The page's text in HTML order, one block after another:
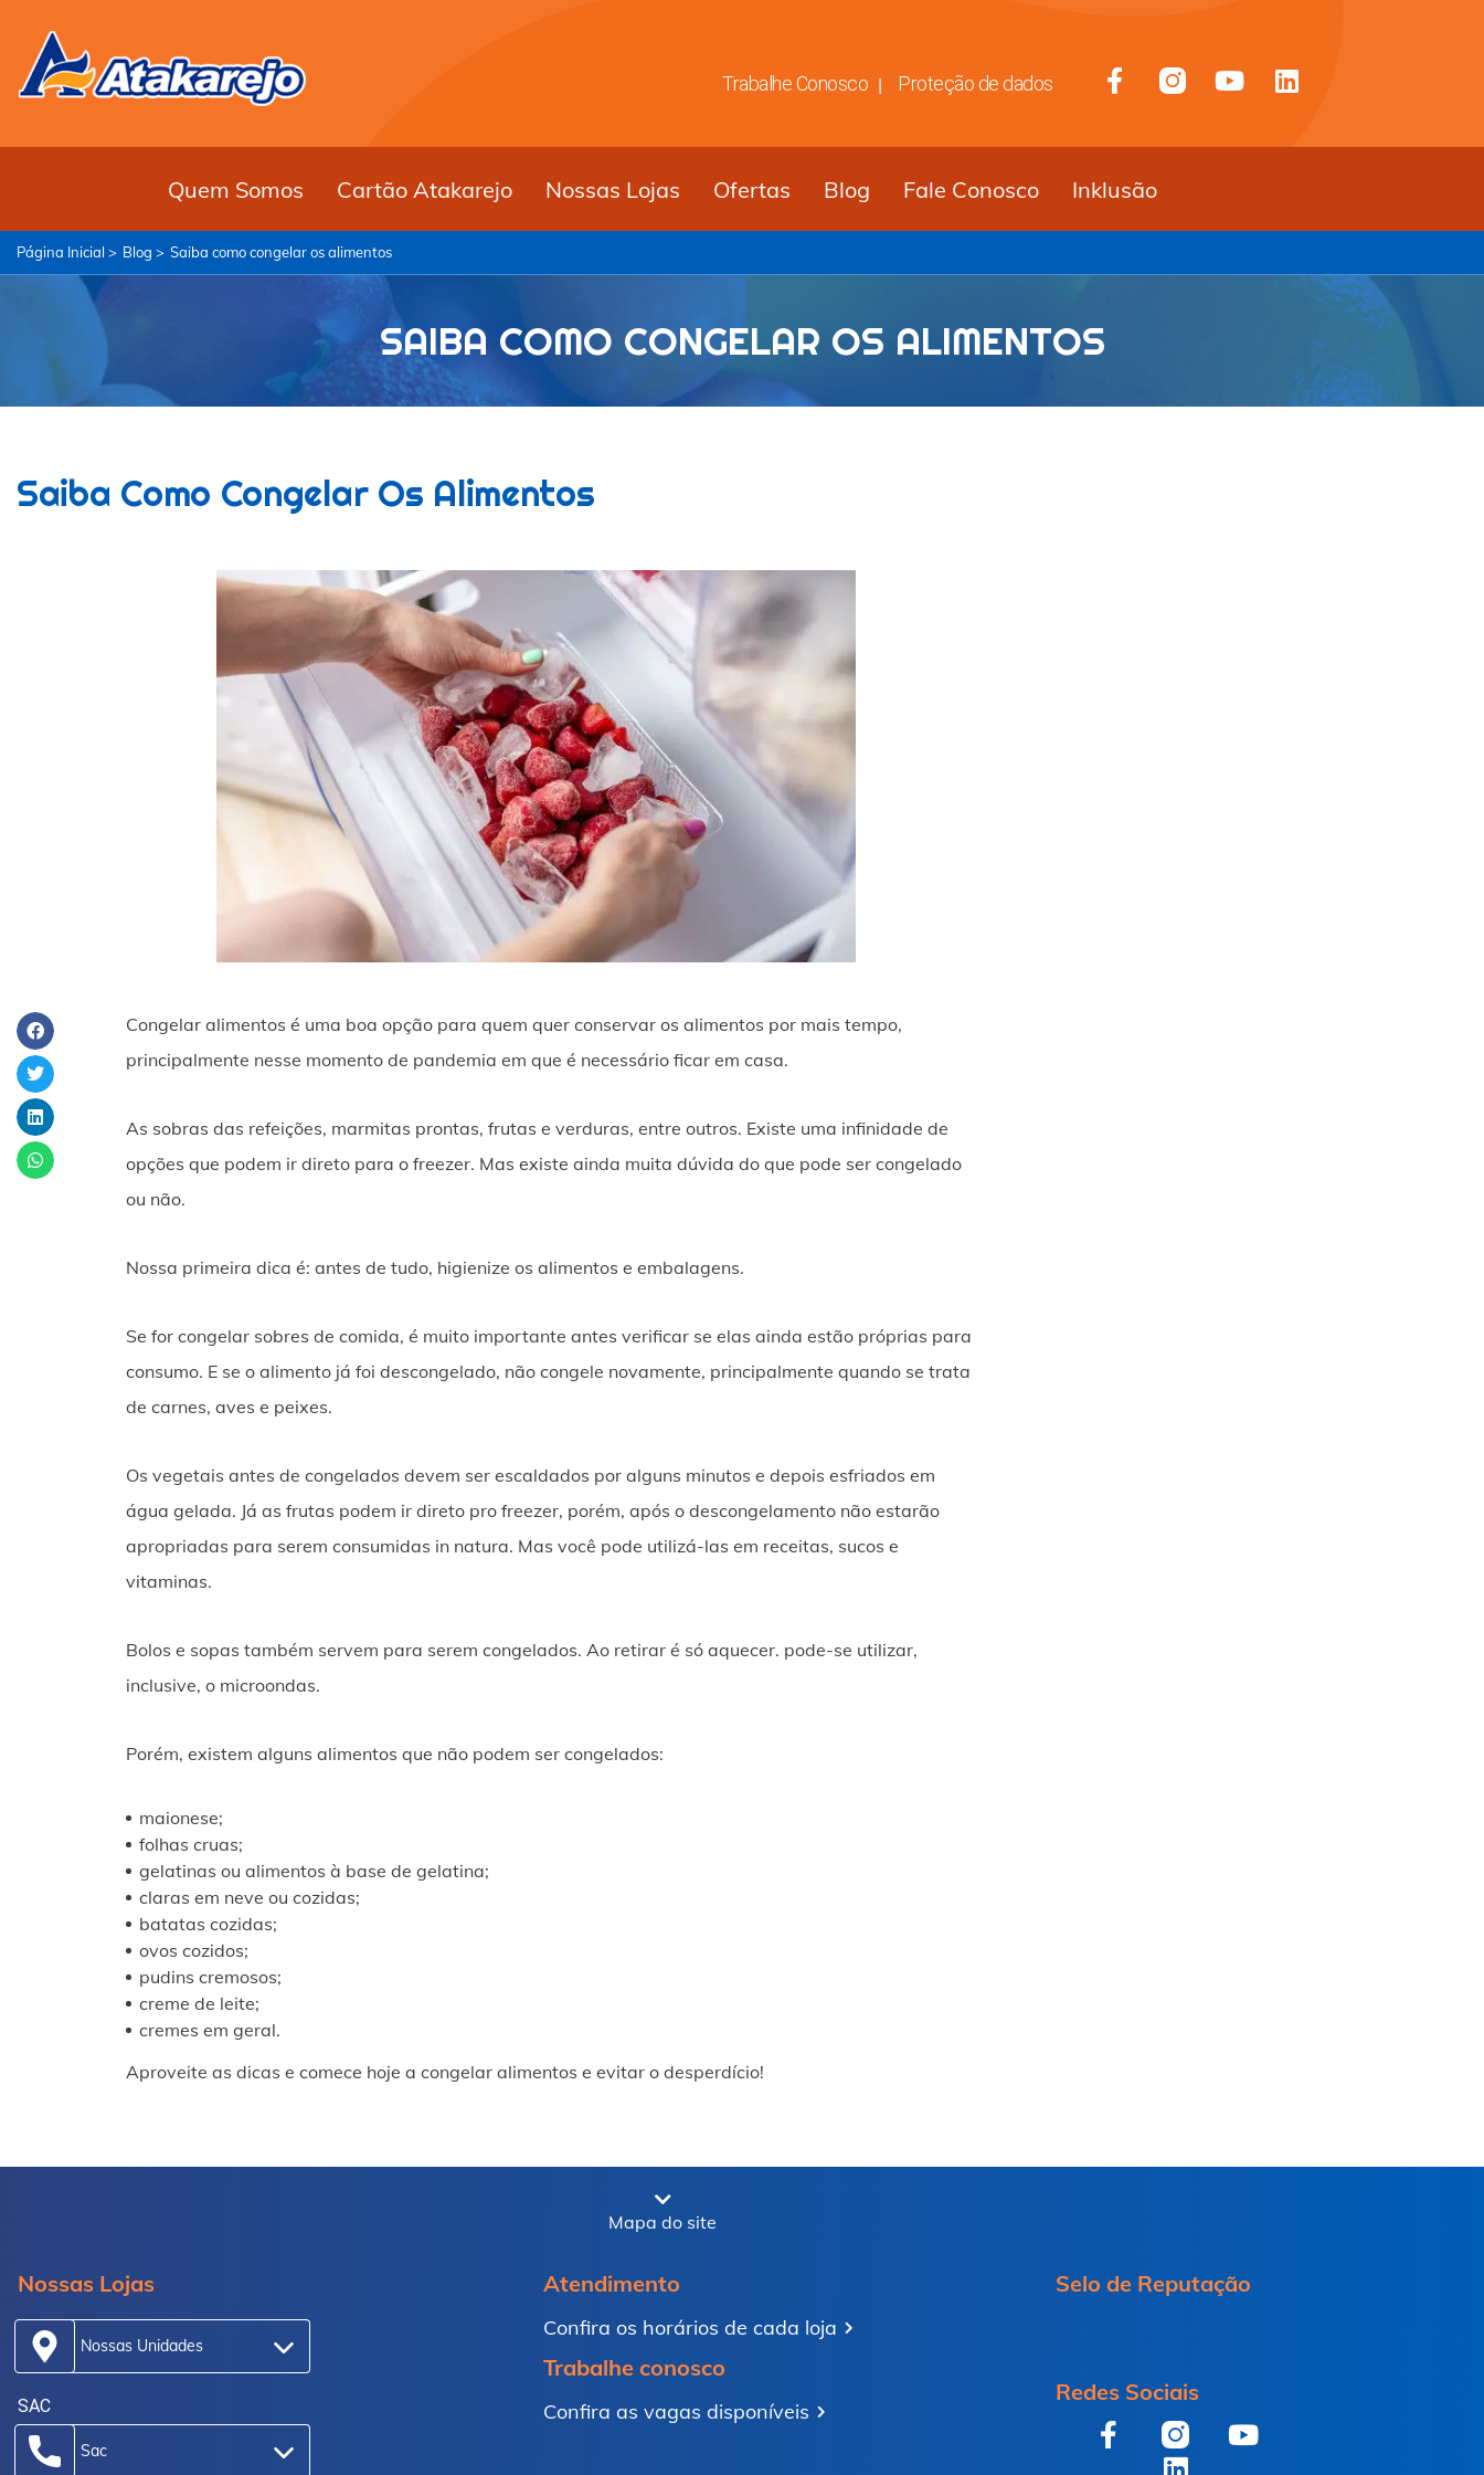
Trabalhe Conosco Proteção de dados
Quem Somos Cartão Atakarejo Nossas Lojas Ofertas Blog Fale Conosco Inklusão
Página Inicial > Blog > Saiba como congelar os alimentos
SAIBA COMO CONGELAR OS ALIMENTOS
Saiba Como Congelar Os Alimentos
Congelar alimentos é uma boa opção para quem quer conservar os alimentos por mais tempo,
principalmente nesse momento de pandemia em que é necessário ficar em casa.
As sobras das refeições, marmitas prontas, frutas e verduras, entre outros. Existe uma infinidade de
opções que podem ir direto para o freezer. Mas existe ainda muita dúvida do que pode ser congelado
ou não.
Nossa primeira dica é: antes de tudo, higienize os alimentos e embalagens.
Se for congelar sobres de comida, é muito importante antes verificar se elas ainda estão próprias para
consumo. E se o alimento já foi descongelado, não congele novamente, principalmente quando se trata
de carnes, aves e peixes.
Os vegetais antes de congelados devem ser escaldados por alguns minutos e depois esfriados em
água gelada. Já as frutas podem ir direto pro freezer, porém, após o descongelamento não estarão
apropriadas para serem consumidas in natura. Mas você pode utilizá-las em receitas, sucos e
vitaminas.
Bolos e sopas também servem para serem congelados. Ao retirar é só aquecer. pode-se utilizar,
inclusive, o microondas.
Porém, existem alguns alimentos que não podem ser congelados:
maionese;
folhas cruas;
gelatinas ou alimentos à base de gelatina;
claras em neve ou cozidas;
batatas cozidas;
ovos cozidos;
pudins cremosos;
creme de leite;
cremes em geral.
Aproveite as dicas e comece hoje a congelar alimentos e evitar o desperdício!
Mapa do site
Nossas Lojas
Nossas Unidades
SAC
Sac
Atendimento
Confira os horários de cada loja
Trabalhe conosco
Confira as vagas disponíveis
Selo de Reputação
Redes Sociais